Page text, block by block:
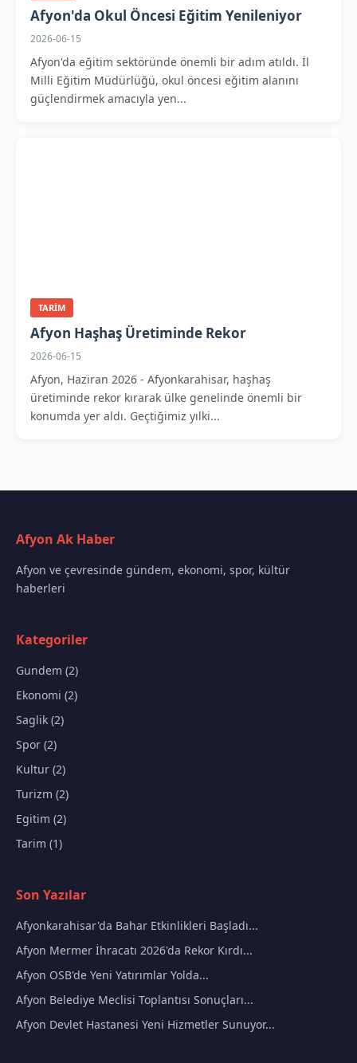
Afyon'da Okul Öncesi Eğitim Yenileniyor
2026-06-15
Afyon'da eğitim sektöründe önemli bir adım atıldı. İl
Milli Eğitim Müdürlüğü, okul öncesi eğitim alanını
güçlendirmek amacıyla yen...
TARIM
Afyon Haşhaş Üretiminde Rekor
2026-06-15
Afyon, Haziran 2026 - Afyonkarahisar, haşhaş
üretiminde rekor kırarak ülke genelinde önemli bir
konumda yer aldı. Geçtiğimiz yılki...
Afyon Ak Haber
Afyon ve çevresinde gündem, ekonomi, spor, kültür
haberleri
Kategoriler
Gundem (2)
Ekonomi (2)
Saglik (2)
Spor (2)
Kultur (2)
Turizm (2)
Egitim (2)
Tarim (1)
Son Yazılar
Afyonkarahisar'da Bahar Etkinlikleri Başladı...
Afyon Mermer İhracatı 2026'da Rekor Kırdı...
Afyon OSB'de Yeni Yatırımlar Yolda...
Afyon Belediye Meclisi Toplantısı Sonuçları...
Afyon Devlet Hastanesi Yeni Hizmetler Sunuyor...